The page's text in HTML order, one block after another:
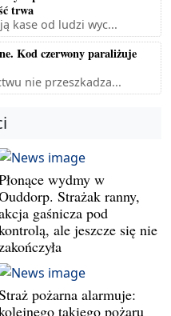
trwa
kase od ludzi wyc...
Kod czerwony paraliżuje
nie przeszkadza...
wydmy w
Strażak ranny,
gaśnicza pod
ale jeszcze się nie
pożarna alarmuje:
takiego pożaru